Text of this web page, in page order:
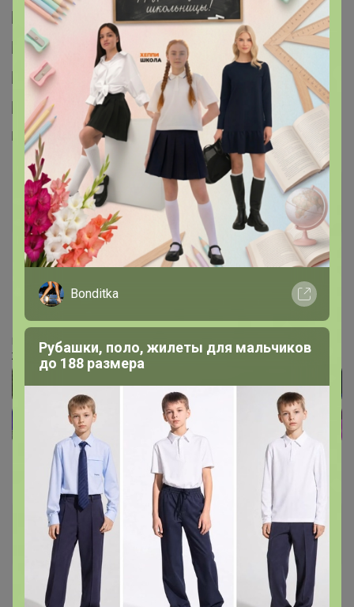
СЛАДКАЯ
Золотой организатор
13 февраля, 2021 09:35
iradka, а его нет в наличии, не доступен для заказа ((
‌Подписывайтесь на наш чат в Телеграм
‌Живые обзоры, акции, спецпредложения
pumma
Виртуоз СП
13 февраля, 2021 17:31
Bonditka
Рубашки, поло, жилеты для мальчиков
до 188 размера